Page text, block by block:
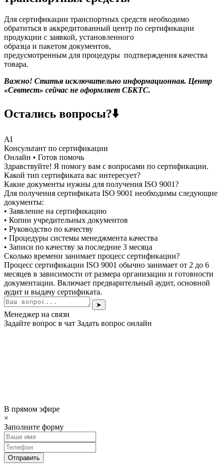
Для сертификации транспортных средств необходимо
обратиться в аккредитованный центр по сертификации
продукции с заявкой, установленного
образца и пакетом документов,
предусмотренным для процедуры подтверждения качества
товара.
Важно! Статья исключительно информационная. Центр
«Севтест» сейчас не оформляет СБКТС.
Остались вопросы?⬇️
AI
Консультант по сертификации
Онлайн • Готов помочь
Здравствуйте! Я помогу вам с вопросами по сертификации.
Какой тип сертификата вас интересует?
Какие документы нужны для получения ISO 9001?
Для получения сертификата ISO 9001 необходимы следующие
документы:
• Заявление на сертификацию
• Копии учредительных документов
• Руководство по качеству
• Процедуры системы менеджмента качества
• Записи по качеству за последние 3 месяца
Сколько времени занимает процесс сертификации?
Процесс сертификации ISO 9001 обычно занимает от 2 до 6
месяцев в зависимости от размера организации и готовности
документации. Включает предварительный аудит, основной
аудит и выдачу сертификата.
➤
Менеджер на связи
Задайте вопрос в чат Задать вопрос онлайн
В прямом эфире
×
Заполните форму
Отправить